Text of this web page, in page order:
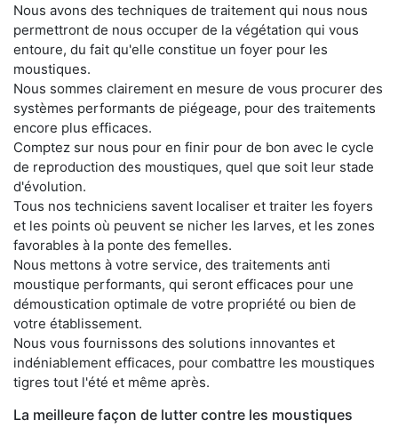
Nous avons des techniques de traitement qui nous nous
permettront de nous occuper de la végétation qui vous
entoure, du fait qu'elle constitue un foyer pour les
moustiques.
Nous sommes clairement en mesure de vous procurer des
systèmes performants de piégeage, pour des traitements
encore plus efficaces.
Comptez sur nous pour en finir pour de bon avec le cycle
de reproduction des moustiques, quel que soit leur stade
d'évolution.
Tous nos techniciens savent localiser et traiter les foyers
et les points où peuvent se nicher les larves, et les zones
favorables à la ponte des femelles.
Nous mettons à votre service, des traitements anti
moustique performants, qui seront efficaces pour une
démoustication optimale de votre propriété ou bien de
votre établissement.
Nous vous fournissons des solutions innovantes et
indéniablement efficaces, pour combattre les moustiques
tigres tout l'été et même après.
La meilleure façon de lutter contre les moustiques